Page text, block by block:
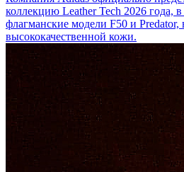
коллекцию Leather Tech 2026 года,
флагманские модели F50 и
высококачественной кожи.